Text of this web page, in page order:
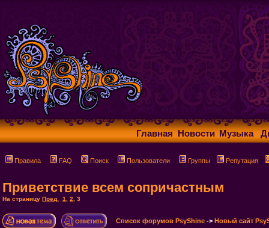
Главная Новости Музыка
Правила FAQ Поиск Пользователи Группы Репутация
Приветствие всем сопричастным
На страницу Пред. 1 2 3
Список форумов PsyShine -> Новый сайт